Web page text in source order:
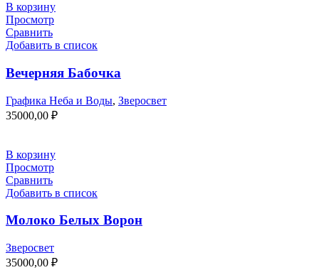
В корзину
Просмотр
Сравнить
Добавить в список
Вечерняя Бабочка
Графика Неба и Воды, Зверосвет
35000,00 ₽
В корзину
Просмотр
Сравнить
Добавить в список
Молоко Белых Ворон
Зверосвет
35000,00 ₽